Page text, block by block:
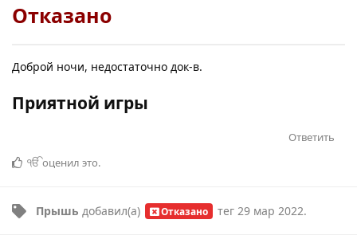
Отказано
Доброй ночи, недостаточно док-в.
Приятной игры
Ответить
ੴоценил это.
Прышь добавил(а) Отказано тег 29 мар 2022.